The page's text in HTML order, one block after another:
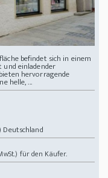
befindet sich in einem
einladender
hervorragende
helle, ...
für den Käufer.